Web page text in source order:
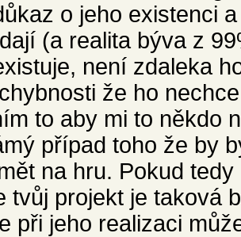
o jeho existenci
(a realita býva z
není zdaleka
že ho
to aby mi to někdo
případ toho že by
na hru. Pokud
tvůj projekt je taková
při jeho realizaci